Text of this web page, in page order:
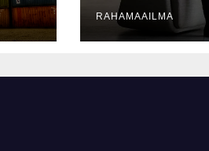
lyhytnäköistä
RAHAMAAILMA